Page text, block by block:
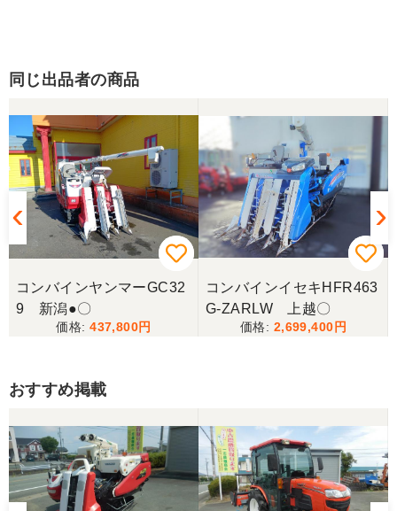
同じ出品者の商品
コンバインヤンマーGC32
9 新潟●〇
437,800
コンバインイセキHFR463
G-ZARLW 上越〇
2,699,400
おすすめ掲載